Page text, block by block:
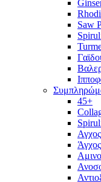
Saw
45+